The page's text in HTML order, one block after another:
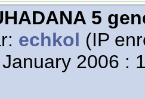
5
echkol (IP
2006 :